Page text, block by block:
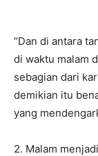
“Dan di antara
di waktu malam
sebagian dari
demikian itu
yang
2. Malam